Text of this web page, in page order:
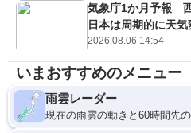
気象庁1か月予報
日本は周期的に天気
2026.08.06 14:54
いまおすすめのメニュー
雨雲レーダー
現在の雨雲の動きと60時間先